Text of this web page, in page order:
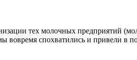
тех молочных предприятий
вовремя спохватились и привели в